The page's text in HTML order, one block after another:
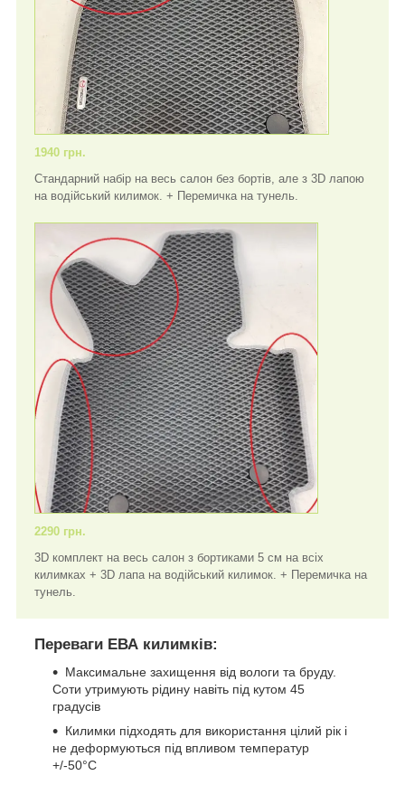
1940 грн.
Стандарний набір на весь салон без бортів, але з 3D лапою
на водійський килимок. + Перемичка на тунель.
2290 грн.
3D комплект на весь салон з бортиками 5 см на всіх
килимках + 3D лапа на водійський килимок. + Перемичка на
тунель.
Переваги ЕВА килимків:
Максимальне захищення від вологи та бруду.
Соти утримують рідину навіть під кутом 45
градусів
Килимки підходять для використання цілий рік і
не деформуються під впливом температур
+/-50°C